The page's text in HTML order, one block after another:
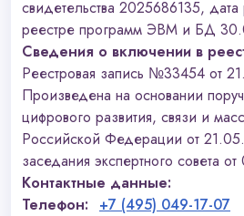
свидетельства 2025686135, дата
реестре программ ЭВМ и БД
Сведения о включении в
Реестровая запись №33454 от
Произведена на основании
цифрового развития, связи и
Российской Федерации от
заседания экспертного совета
Контактные данные:
Телефон:
+7 (495) 049-17-07